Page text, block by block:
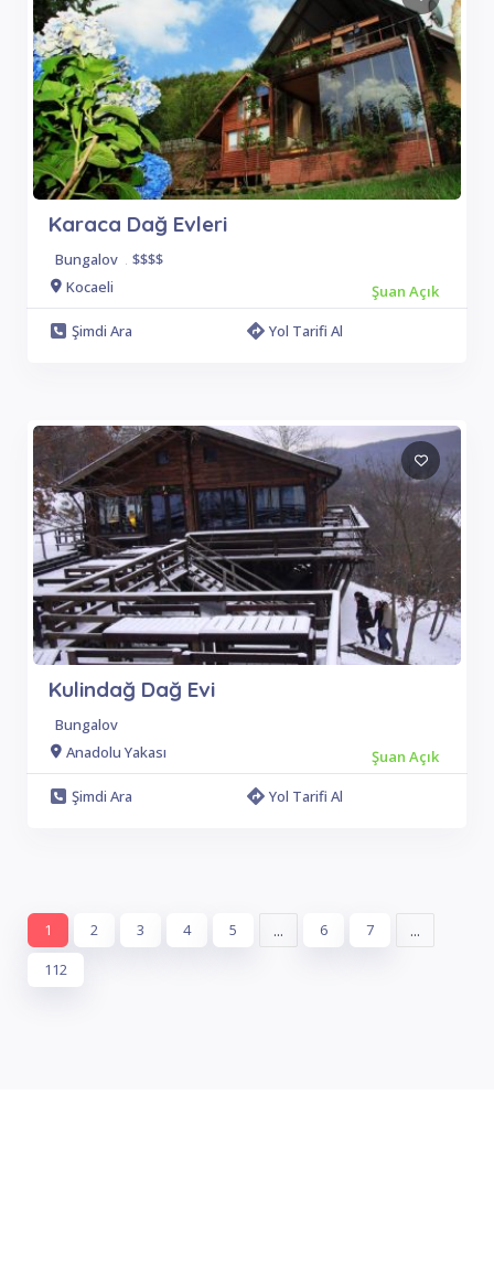
Karaca Dağ Evleri
Bungalov . $$$$
Kocaeli
Şuan Açık
Şimdi Ara
Yol Tarifi Al
Kulindağ Dağ Evi
Bungalov
Anadolu Yakası
Şuan Açık
Şimdi Ara
Yol Tarifi Al
1 2 3 4 5 ... 6 7 ...
112